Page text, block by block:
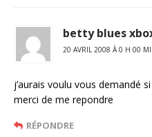
betty blues
20 AVRIL 2008 À 0 H 00
j’aurais voulu vous demandé
merci de me repondre
RÉPONDRE